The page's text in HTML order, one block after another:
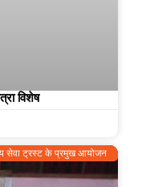
विशेष
सेवा ट्रस्ट के प्रमुख आयोजन